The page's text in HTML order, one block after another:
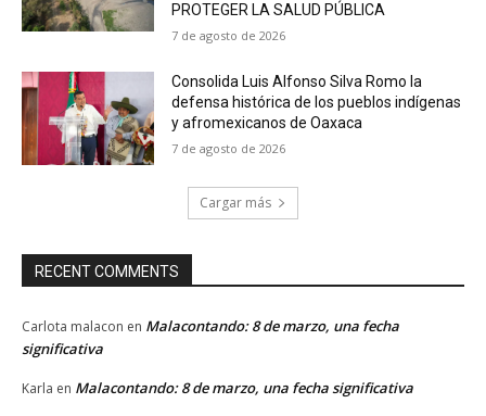
PROTEGER LA SALUD PÚBLICA
7 de agosto de 2026
Consolida Luis Alfonso Silva Romo la
defensa histórica de los pueblos indígenas
y afromexicanos de Oaxaca
7 de agosto de 2026
Cargar más
RECENT COMMENTS
Carlota malacon en Malacontando: 8 de marzo, una fecha
significativa
Karla en Malacontando: 8 de marzo, una fecha significativa